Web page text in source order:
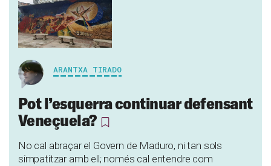
ARANTXA TIRADO
Pot l’esquerra continuar defensant
Veneçuela?
No cal abraçar el Govern de Maduro, ni tan sols
simpatitzar amb ell; només cal entendre com